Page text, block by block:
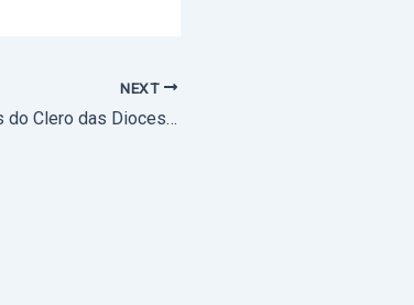
NEXT
Síntese Final das Jornadas do Clero das Dioceses do Sul 2024